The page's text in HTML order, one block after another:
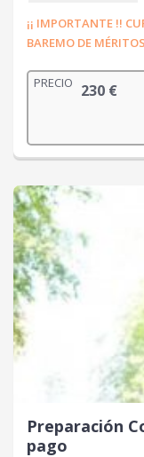
¡¡ IMPORTANTE !!
BAREMO DE MÉRITOS
PRECIO 230 €
Preparación
pago